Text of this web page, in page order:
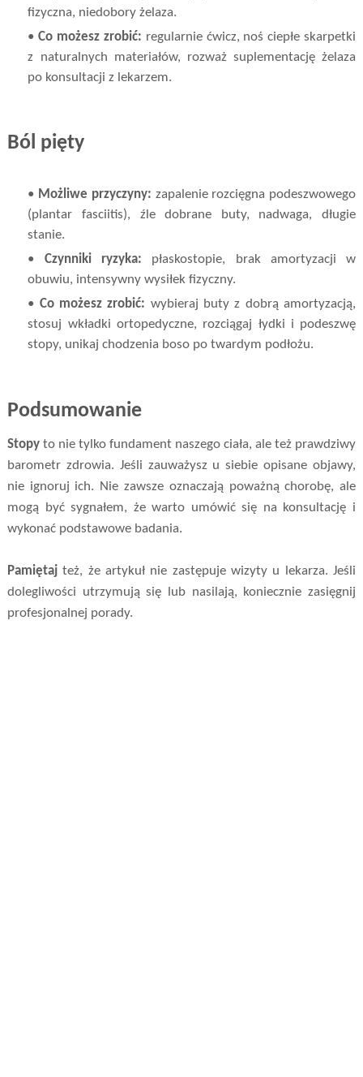
fizyczna, niedobory żelaza.
•Co możesz zrobić: regularnie ćwicz, noś ciepłe skarpetki
z naturalnych materiałów, rozważ suplementację żelaza
po konsultacji z lekarzem.
Ból pięty
• Możliwe przyczyny: zapalenie rozcięgna podeszwowego
(plantar fasciitis), źle dobrane buty, nadwaga, długie
stanie.
• Czynniki ryzyka: płaskostopie, brak amortyzacji w
obuwiu, intensywny wysiłek fizyczny.
• Co możesz zrobić: wybieraj buty z dobrą amortyzacją,
stosuj wkładki ortopedyczne, rozciągaj łydki i podeszwę
stopy, unikaj chodzenia boso po twardym podłożu.
Podsumowanie
Stopyto nie tylko fundament naszego ciała, ale też prawdziwy
barometr zdrowia. Jeśli zauważysz u siebie opisane objawy,
nie ignoruj ich. Nie zawsze oznaczają poważną chorobę, ale
mogą być sygnałem, że warto umówić się na konsultację i
wykonać podstawowe badania.
Pamiętajteż, że artykuł nie zastępuje wizyty u lekarza. Jeśli
dolegliwości utrzymują się lub nasilają, koniecznie zasięgnij
profesjonalnej porady.